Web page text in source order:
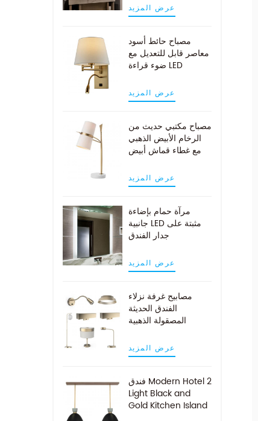
عرض المزيد
مصباح حائط أسود
معاصر قابل للتعديل مع
ضوء قراءة LED
عرض المزيد
مصباح مكتبي حديث من
الرخام الأبيض الذهبي
مع غطاء قماش أبيض
عرض المزيد
مرآة حمام بإضاءة
جانبية LED مثبتة على
جدار الفندق
عرض المزيد
مصابيح غرفة نزلاء
الفندق الحديثة
المصقولة الذهبية
عرض المزيد
فندق Modern Hotel 2
Light Black and
Gold Kitchen Island